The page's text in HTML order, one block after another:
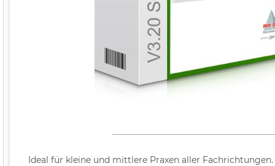
Ideal für kleine und mittlere Praxen aller